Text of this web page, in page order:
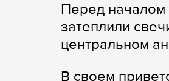
Перед началом
затеплили
центральном
В своем